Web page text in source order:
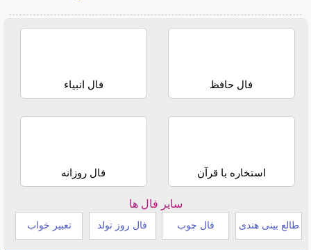
فال حافظ فال انبیاء
استخاره با قرآن فال روزانه
سایر فال ها
طالع بینی هندی فال چوب فال روز تولد تعبیر خواب